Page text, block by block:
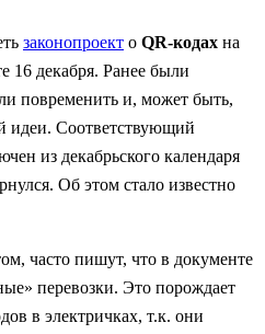
законопроект о QR-кодах на
16 декабря. Ранее были
повременить и, может быть,
идеи. Соответствующий
из декабрьского календаря
Об этом стало известно
часто пишут, что в документе
перевозки. Это порождает
в электричках, т.к. они